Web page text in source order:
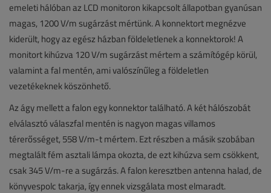
emeleti hálóban az LCD monitoron kikapcsolt állapotban gyanúsan
magas, 1200 V/m sugárzást mértünk. A konnektort megnézve
kiderült, hogy az egész házban földeletlenek a konnektorok! A
monitort kihúzva 120 V/m sugárzást mértem a számítógép körül,
valamint a fal mentén, ami valószínűleg a földeletlen
vezetékeknek köszönhető.
Az ágy mellett a falon egy konnektor található. A két hálószobát
elválasztó válaszfal mentén is nagyon magas villamos
térerősséget, 558 V/m-t mértem. Ezt részben a másik szobában
megtalált fém asztali lámpa okozta, de ezt kihúzva sem csökkent,
csak 345 V/m-re a sugárzás. A falon keresztben antenna halad, de
könyvespolc takarja, így ennek vizsgálata most elmaradt.